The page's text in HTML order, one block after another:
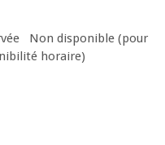
Non disponible (pour
horaire)